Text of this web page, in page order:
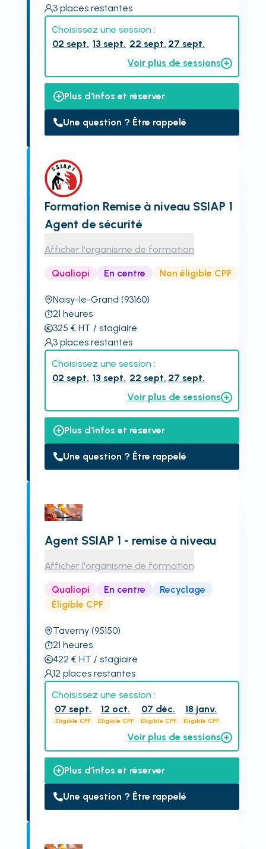
3 places restantes
Choisissez une session :
02 sept. 13 sept. 22 sept. 27 sept.
Voir plus de sessions
Plus d'infos et réserver
Une question ? Être rappelé
Formation Remise à niveau SSIAP 1
Agent de sécurité
Afficher l'organisme de formation
Qualiopi En centre Non éligible CPF
Noisy-le-Grand (93160)
21 heures
325 € HT / stagiaire
3 places restantes
Choisissez une session :
02 sept. 13 sept. 22 sept. 27 sept.
Voir plus de sessions
Plus d'infos et réserver
Une question ? Être rappelé
Agent SSIAP 1 - remise à niveau
Afficher l'organisme de formation
Qualiopi En centre
Recyclage
Éligible CPF
Taverny (95150)
21 heures
422 € HT / stagiaire
12 places restantes
Choisissez une session :
07 sept.
Éligible CPF
12 oct.
Éligible CPF
07 déc.
Éligible CPF
18 janv.
Éligible CPF
Voir plus de sessions
Plus d'infos et réserver
Une question ? Être rappelé